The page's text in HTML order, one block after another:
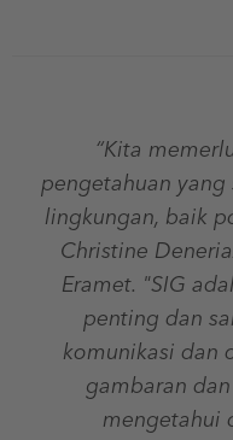
“Kita
pengetahuan
lingkungan, baik
Christine
Eramet. "SIG
penting dan
komunikasi dan
gambaran
mengetahui